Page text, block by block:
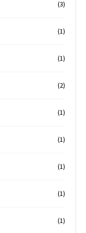
(3)
(1)
(1)
(2)
(1)
(1)
(1)
(1)
(1)